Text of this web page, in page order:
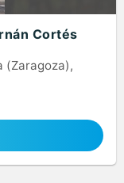
Cortés
(Zaragoza),